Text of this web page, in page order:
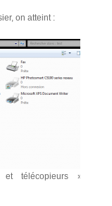
on atteint :
et télécopieurs » via